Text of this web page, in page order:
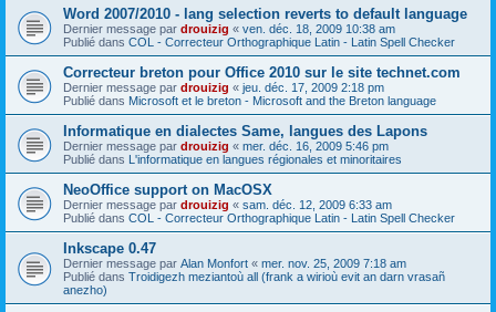
Word 2007/2010 - lang selection reverts to default language
Dernier message par drouizig « ven. déc. 18, 2009 10:38 am
Publié dans COL - Correcteur Orthographique Latin - Latin Spell Checker
Correcteur breton pour Office 2010 sur le site technet.com
Dernier message par drouizig « jeu. déc. 17, 2009 2:18 pm
Publié dans Microsoft et le breton - Microsoft and the Breton language
Informatique en dialectes Same, langues des Lapons
Dernier message par drouizig « mer. déc. 16, 2009 5:46 pm
Publié dans L'informatique en langues régionales et minoritaires
NeoOffice support on MacOSX
Dernier message par drouizig « sam. déc. 12, 2009 6:33 am
Publié dans COL - Correcteur Orthographique Latin - Latin Spell Checker
Inkscape 0.47
Dernier message par Alan Monfort « mer. nov. 25, 2009 7:18 am
Publié dans Troidigezh meziantoù all (frank a wirioù evit an darn vrasañ
anezho)